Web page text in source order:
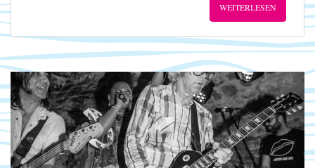
WEITERLESEN